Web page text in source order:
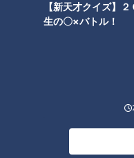
【新天才クイズ】
生の〇×バトル！
3時間待ちでも並びたい！雨